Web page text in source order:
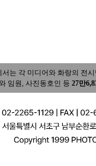
는 각 미디어와 화랑의 전
임원, 사진동호인 등 27만